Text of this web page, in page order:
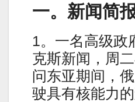
一。新闻简报
1。一名高级政
克斯新闻，周
问东亚期间，
驶具有核能力